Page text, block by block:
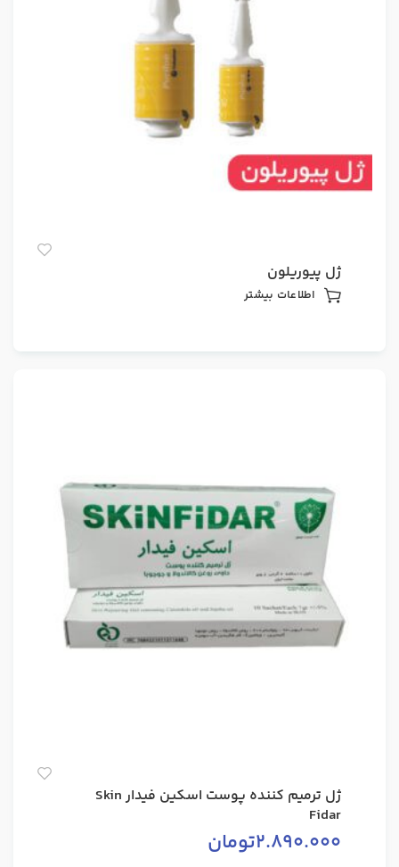
ژل پیوریلون
اطلاعات بیشتر
ژل ترمیم کننده پوست اسکین فیدار Skin
Fidar
2.890.000تومان